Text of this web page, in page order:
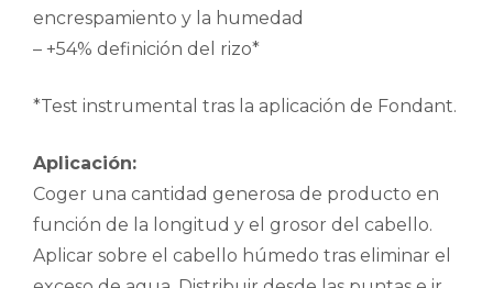
encrespamiento y la humedad
– +54% definición del rizo*
*Test instrumental tras la aplicación de Fondant.
Aplicación:
Coger una cantidad generosa de producto en
función de la longitud y el grosor del cabello.
Aplicar sobre el cabello húmedo tras eliminar el